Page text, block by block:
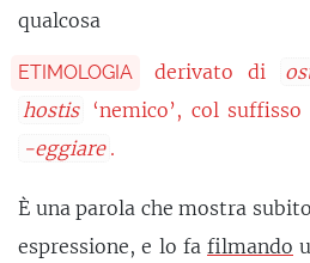
qualcosa
ETIMOLOGIA derivato di
hostis
‘nemico’, col
-eggiare .
È una parola che mostra
espressione, e lo fa filmando